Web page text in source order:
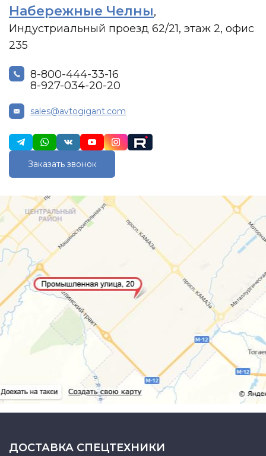
Набережные Челны,
Индустриальный проезд 62/21, этаж 2, офис
235
8-800-444-33-16
8-927-034-20-20
sales@avtogigant.com
Заказать звонок
ДОСТАВКА СПЕЦТЕХНИКИ